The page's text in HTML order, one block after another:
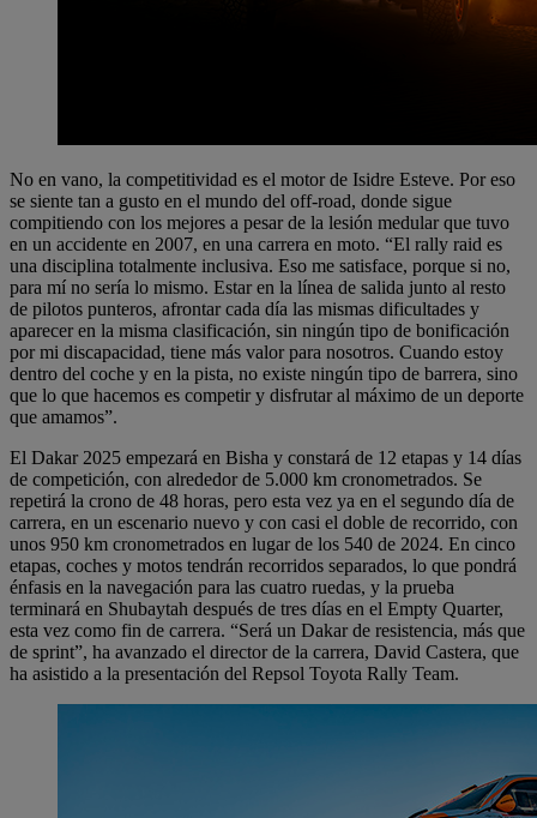
No en vano, la competitividad es el motor de Isidre Esteve. Por eso
se siente tan a gusto en el mundo del off-road, donde sigue
compitiendo con los mejores a pesar de la lesión medular que tuvo
en un accidente en 2007, en una carrera en moto. “El rally raid es
una disciplina totalmente inclusiva. Eso me satisface, porque si no,
para mí no sería lo mismo. Estar en la línea de salida junto al resto
de pilotos punteros, afrontar cada día las mismas dificultades y
aparecer en la misma clasificación, sin ningún tipo de bonificación
por mi discapacidad, tiene más valor para nosotros. Cuando estoy
dentro del coche y en la pista, no existe ningún tipo de barrera, sino
que lo que hacemos es competir y disfrutar al máximo de un deporte
que amamos”.
El Dakar 2025 empezará en Bisha y constará de 12 etapas y 14 días
de competición, con alrededor de 5.000 km cronometrados. Se
repetirá la crono de 48 horas, pero esta vez ya en el segundo día de
carrera, en un escenario nuevo y con casi el doble de recorrido, con
unos 950 km cronometrados en lugar de los 540 de 2024. En cinco
etapas, coches y motos tendrán recorridos separados, lo que pondrá
énfasis en la navegación para las cuatro ruedas, y la prueba
terminará en Shubaytah después de tres días en el Empty Quarter,
esta vez como fin de carrera. “Será un Dakar de resistencia, más que
de sprint”, ha avanzado el director de la carrera, David Castera, que
ha asistido a la presentación del Repsol Toyota Rally Team.